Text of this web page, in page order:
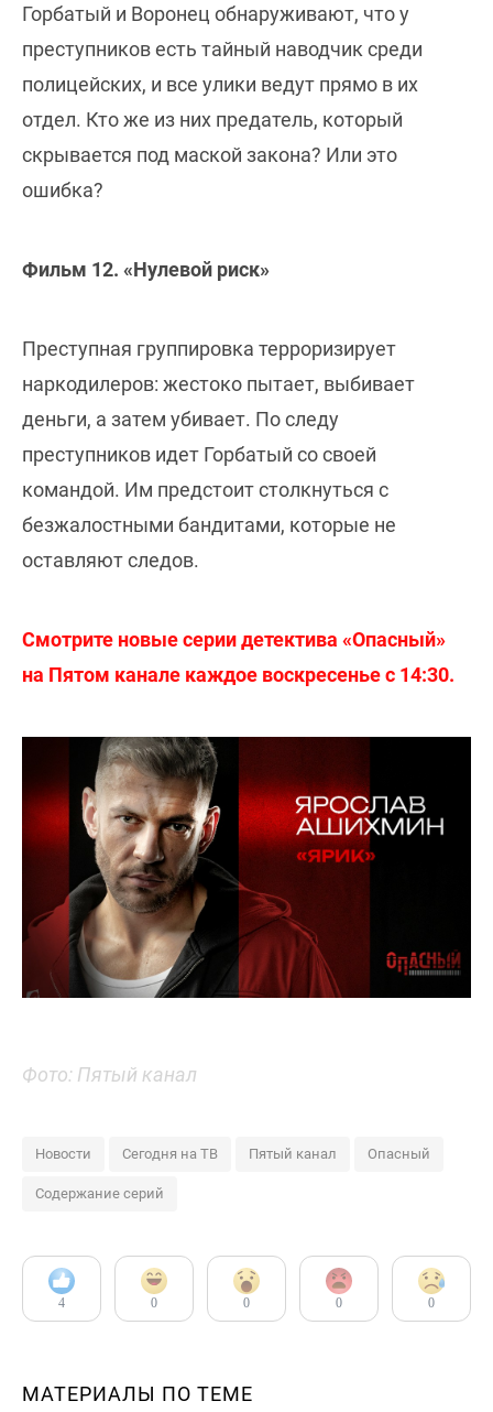
Горбатый и Воронец обнаруживают, что у
преступников есть тайный наводчик среди
полицейских, и все улики ведут прямо в их
отдел. Кто же из них предатель, который
скрывается под маской закона? Или это
ошибка?
Фильм 12. «Нулевой риск»
Преступная группировка терроризирует
наркодилеров: жестоко пытает, выбивает
деньги, а затем убивает. По следу
преступников идет Горбатый со своей
командой. Им предстоит столкнуться с
безжалостными бандитами, которые не
оставляют следов.
Смотрите новые серии детектива «Опасный»
на Пятом канале каждое воскресенье с 14:30.
Фото: Пятый канал
Новости Сегодня на ТВ Пятый канал Опасный
Содержание серий
4 0 0 0 0
МАТЕРИАЛЫ ПО ТЕМЕ